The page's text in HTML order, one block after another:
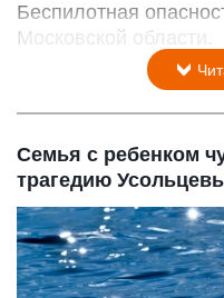
Беспилотная
Московской области.
Семья с ребенком
трагедию